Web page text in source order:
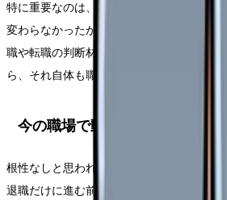
特に重要なのは、相談の有無ではなく「具
変わらなかったか」です。相談したのに状
職や転職の判断材料になります。相談でき
ら、それ自体も職場条件の問題です。
今の職場で動かせる可能性
根性なしと思われたくなくて辞められない
退職だけに進む前に確認できることがあり